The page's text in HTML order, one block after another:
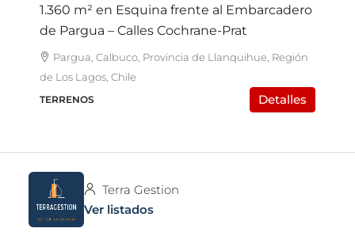
1.360 m² en Esquina frente al Embarcadero
de Pargua – Calles Cochrane-Prat
Pargua, Calbuco, Provincia de Llanquihue, Región
de Los Lagos, Chile
TERRENOS Detalles
Terra Gestion
Ver listados